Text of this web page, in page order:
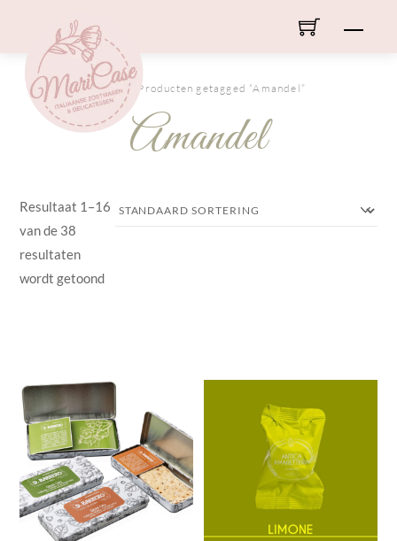
content
HOME/ Producten getagged “Amandel”
Amandel
Resultaat 1–16
van de 38
resultaten
wordt getoond